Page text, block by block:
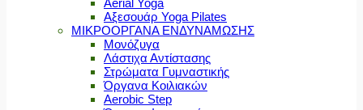
Aerial Yoga
Αξεσουάρ Yoga Pilates
ΜΙΚΡΟΟΡΓΑΝΑ ΕΝΔΥΝΑΜΩΣΗΣ
Μονόζυγα
Λάστιχα Αντίστασης
Στρώματα Γυμναστικής
Όργανα Κοιλιακών
Aerobic Step